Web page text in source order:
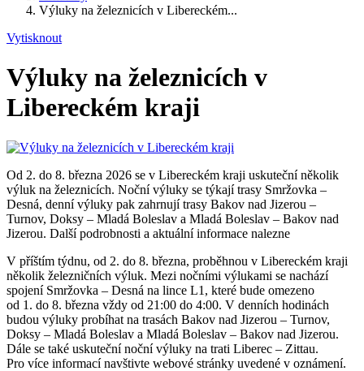
Výluky na železnicích v Libereckém...
Vytisknout
Výluky na železnicích v
Libereckém kraji
Od 2. do 8. března 2026 se v Libereckém kraji uskuteční několik
výluk na železnicích. Noční výluky se týkají trasy Smržovka –
Desná, denní výluky pak zahrnují trasy Bakov nad Jizerou –
Turnov, Doksy – Mladá Boleslav a Mladá Boleslav – Bakov nad
Jizerou. Další podrobnosti a aktuální informace nalezne
V příštím týdnu, od 2. do 8. března, proběhnou v Libereckém kraji
několik železničních výluk. Mezi nočními výlukami se nachází
spojení Smržovka – Desná na lince L1, které bude omezeno
od 1. do 8. března vždy od 21:00 do 4:00. V denních hodinách
budou výluky probíhat na trasách Bakov nad Jizerou – Turnov,
Doksy – Mladá Boleslav a Mladá Boleslav – Bakov nad Jizerou.
Dále se také uskuteční noční výluky na trati Liberec – Zittau.
Pro více informací navštivte webové stránky uvedené v oznámení.